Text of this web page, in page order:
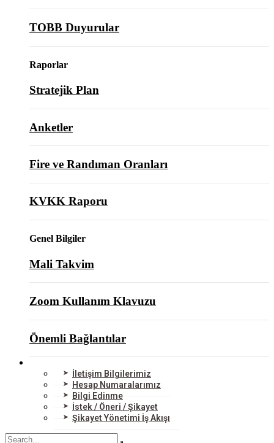
TOBB Duyurular
Raporlar
Stratejik Plan
Anketler
Fire ve Randıman Oranları
KVKK Raporu
Genel Bilgiler
Mali Takvim
Zoom Kullanım Klavuzu
Önemli Bağlantılar
İletişim Bilgilerimiz
Hesap Numaralarımız
Bilgi Edinme
İstek / Öneri / Şikayet
Şikayet Yönetimi İş Akışı